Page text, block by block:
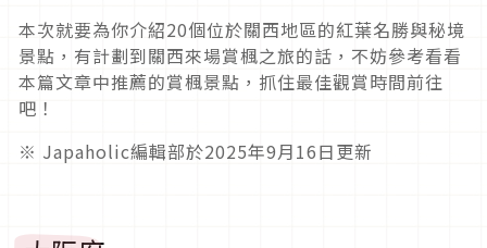
本次就要為你介紹20個位於關西地區的紅葉名勝與秘境
景點，有計劃到關西來場賞楓之旅的話，不妨參考看看
本篇文章中推薦的賞楓景點，抓住最佳觀賞時間前往
吧！
※ Japaholic編輯部於2025年9月16日更新